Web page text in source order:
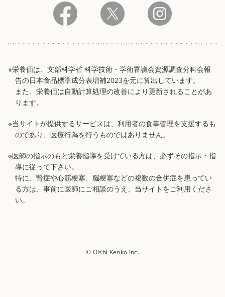
※栄養価は、文部科学省 科学技術・学術審議会資源調査分科会報
告の日本食品標準成分表増補2023を元に算出しています。
また、栄養価は自動計算処理の改善により更新されることがあ
ります。
※当サイトが提供するサービスは、利用者の食事管理を支援するも
のであり、医療行為を行うものではありません。
※医師の指示のもと栄養指導を受けている方は、必ずその指示・指
導に従って下さい。
特に、腎症や心筋梗塞、脳梗塞などの複数の合併症を患ってい
る方は、事前に医師にご相談のうえ、当サイトをご利用くださ
い。
© Oishi Kenko Inc.